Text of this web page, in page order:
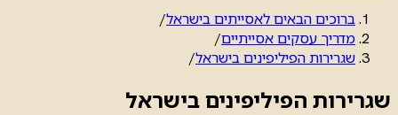
ברוכים הבאים לאסייתים בישראל/
מדריך עסקים אסייתיים/
שגרירות הפיליפינים בישראל/
שגרירות הפיליפינים בישראל